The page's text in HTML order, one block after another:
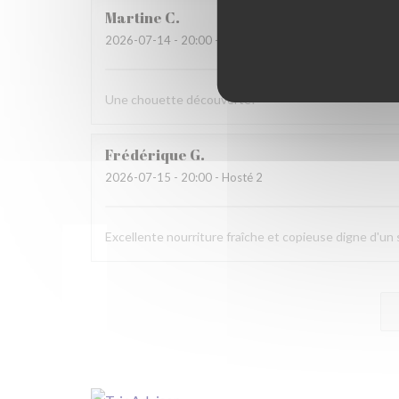
Martine C
2026-07-14 - 20:00 - Hosté 6
Une chouette découverte!
Frédérique G
2026-07-15 - 20:00 - Hosté 2
Excellente nourriture fraîche et copieuse digne